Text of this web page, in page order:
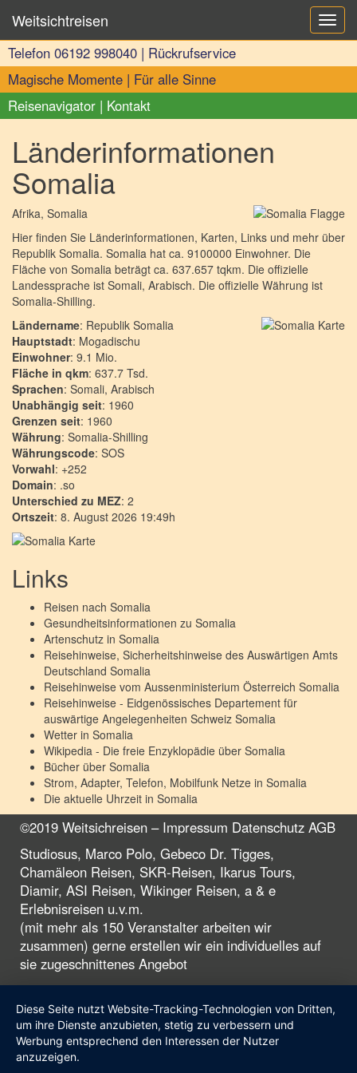
Telefon 06192 998040 | Rückrufservice
Magische Momente | Für alle Sinne
Reisenavigator | Kontakt
Länderinformationen
Somalia
Afrika, Somalia
Hier finden Sie Länderinformationen, Karten, Links und mehr über
Republik Somalia. Somalia hat ca. 9100000 Einwohner. Die
Fläche von Somalia beträgt ca. 637.657 tqkm. Die offizielle
Landessprache ist Somali, Arabisch. Die offizielle Währung ist
Somalia-Shilling.
Ländername: Republik Somalia
Hauptstadt: Mogadischu
Einwohner: 9.1 Mio.
Fläche in qkm: 637.7 Tsd.
Sprachen: Somali, Arabisch
Unabhängig seit: 1960
Grenzen seit: 1960
Währung: Somalia-Shilling
Währungscode: SOS
Vorwahl: +252
Domain: .so
Unterschied zu MEZ: 2
Ortszeit: 8. August 2026 19:49h
Links
Reisen nach Somalia
Gesundheitsinformationen zu Somalia
Artenschutz in Somalia
Reisehinweise, Sicherheitshinweise des Auswärtigen Amts
Deutschland Somalia
Reisehinweise vom Aussenministerium Österreich Somalia
Reisehinweise - Eidgenössisches Departement für
auswärtige Angelegenheiten Schweiz Somalia
Wetter in Somalia
Wikipedia - Die freie Enzyklopädie über Somalia
Bücher über Somalia
Strom, Adapter, Telefon, Mobilfunk Netze in Somalia
Die aktuelle Uhrzeit in Somalia
©2019 Weitsichreisen – Impressum Datenschutz AGB
Studiosus, Marco Polo, Gebeco Dr. Tigges,
Chamäleon Reisen, SKR-Reisen, Ikarus Tours,
Diamir, ASI Reisen, Wikinger Reisen, a & e
Erlebnisreisen u.v.m.
(mit mehr als 150 Veranstalter arbeiten wir
zusammen) gerne erstellen wir ein individuelles auf
sie zugeschnittenes Angebot
Weitsichtreisen
Diese Seite nutzt Website-Tracking-Technologien von Dritten,
um ihre Dienste anzubieten, stetig zu verbessern und
Werbung entsprechend den Interessen der Nutzer
anzuzeigen.